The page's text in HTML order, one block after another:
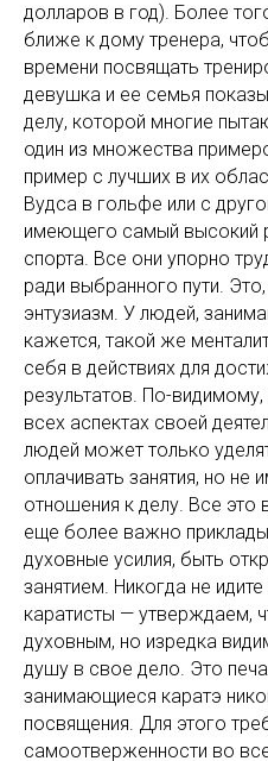
долларов в год). Более
ближе к дому тренера,
времени посвящать
девушка и ее семья
делу, которой многие
один из множества
пример с лучших в их
Вудса в гольфе или с
имеющего самый высокий
спорта. Все они упорно
ради выбранного пути.
энтузиазм. У людей,
кажется, такой же
себя в действиях для
результатов. По-видимому,
всех аспектах своей
людей может только
оплачивать занятия, но не
отношения к делу. Все
еще более важно
духовные усилия, быть
занятием. Никогда не
каратисты — утверждаем,
духовным, но изредка
душу в свое дело. Это
занимающиеся каратэ
посвящения. Для этого
самоотверженности во